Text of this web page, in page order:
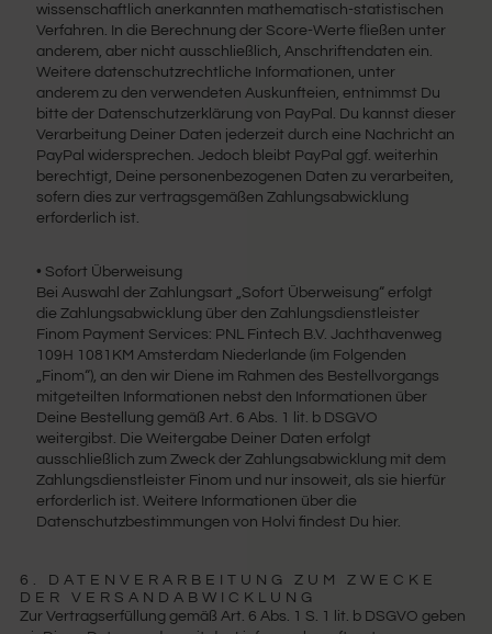
wissenschaftlich anerkannten mathematisch-statistischen
Verfahren. In die Berechnung der Score-Werte fließen unter
anderem, aber nicht ausschließlich, Anschriftendaten ein.
Weitere datenschutzrechtliche Informationen, unter
anderem zu den verwendeten Auskunfteien, entnimmst Du
bitte der Datenschutzerklärung von PayPal. Du kannst dieser
Verarbeitung Deiner Daten jederzeit durch eine Nachricht an
PayPal widersprechen. Jedoch bleibt PayPal ggf. weiterhin
berechtigt, Deine personenbezogenen Daten zu verarbeiten,
sofern dies zur vertragsgemäßen Zahlungsabwicklung
erforderlich ist.
• Sofort Überweisung
Bei Auswahl der Zahlungsart „Sofort Überweisung“ erfolgt
die Zahlungsabwicklung über den Zahlungsdienstleister
Finom Payment Services: PNL Fintech B.V. Jachthavenweg
109H 1081KM Amsterdam Niederlande (im Folgenden
„Finom“), an den wir Diene im Rahmen des Bestellvorgangs
mitgeteilten Informationen nebst den Informationen über
Deine Bestellung gemäß Art. 6 Abs. 1 lit. b DSGVO
weitergibst. Die Weitergabe Deiner Daten erfolgt
ausschließlich zum Zweck der Zahlungsabwicklung mit dem
Zahlungsdienstleister Finom und nur insoweit, als sie hierfür
erforderlich ist. Weitere Informationen über die
Datenschutzbestimmungen von Holvi findest Du hier.
6. DATENVERARBEITUNG ZUM ZWECKE
DER VERSANDABWICKLUNG
Zur Vertragserfüllung gemäß Art. 6 Abs. 1 S. 1 lit. b DSGVO geben